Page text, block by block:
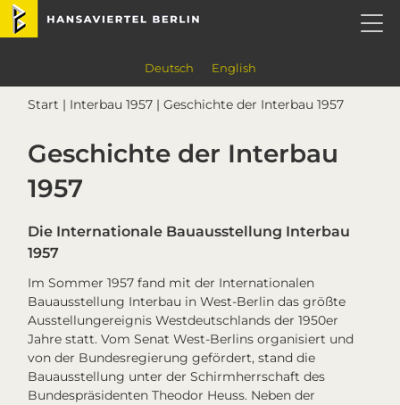
Skip
Skip
Skip
Skip
Deutsch English
Start | Interbau 1957 | Geschichte der Interbau 1957
Geschichte der Interbau
1957
Die Internationale Bauausstellung Interbau
1957
Im Sommer 1957 fand mit der Internationalen
Bauausstellung Interbau in West-Berlin das größte
Ausstellungereignis Westdeutschlands der 1950er
Jahre statt. Vom Senat West-Berlins organisiert und
von der Bundesregierung gefördert, stand die
Bauausstellung unter der Schirmherrschaft des
Bundespräsidenten Theodor Heuss. Neben der